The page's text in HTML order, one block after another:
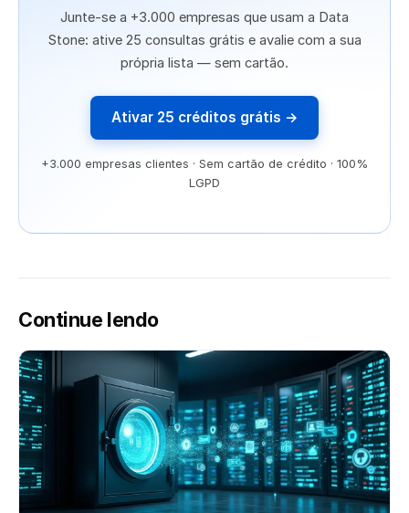
Junte-se a +3.000 empresas que usam a Data
Stone: ative 25 consultas grátis e avalie com a sua
própria lista — sem cartão.
Ativar 25 créditos grátis →
+3.000 empresas clientes · Sem cartão de crédito · 100%
LGPD
Continue lendo